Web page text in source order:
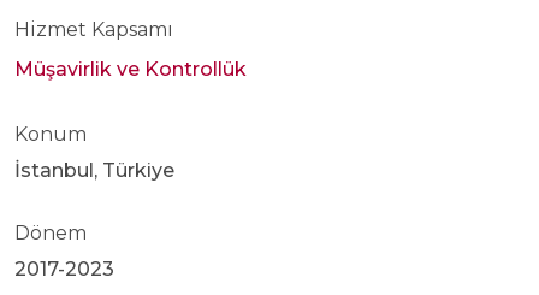
Hizmet Kapsamı
Müşavirlik ve Kontrollük
Konum
İstanbul, Türkiye
Dönem
2017-2023